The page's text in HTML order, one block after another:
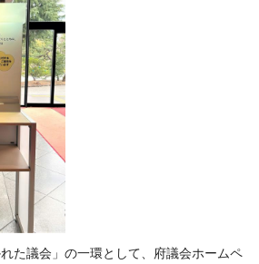
た議会」の一環として、府議会ホームペ